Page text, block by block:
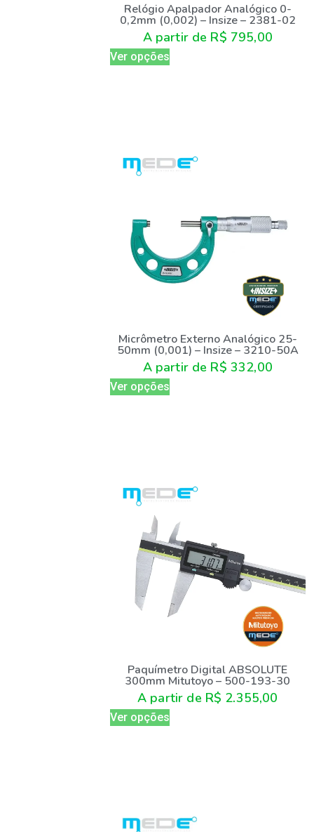
Relógio Apalpador Analógico 0-
0,2mm (0,002) – Insize – 2381-02
A partir de R$ 795,00
Ver opções
Micrômetro Externo Analógico 25-
50mm (0,001) – Insize – 3210-50A
A partir de R$ 332,00
Ver opções
Paquímetro Digital ABSOLUTE
300mm Mitutoyo – 500-193-30
A partir de R$ 2.355,00
Ver opções